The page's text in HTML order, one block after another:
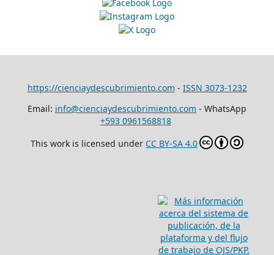
https://cienciaydescubrimiento.com - ISSN 3073-1232
Email: info@cienciaydescubrimiento.com - WhatsApp
+593 0961568818
This work is licensed under CC BY-SA 4.0